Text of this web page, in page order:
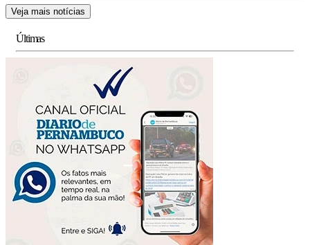
Veja mais notícias
Últimas